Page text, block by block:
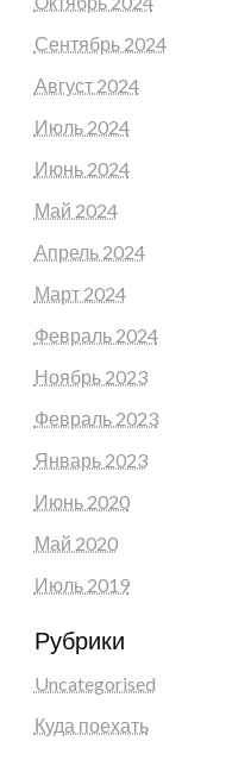
Сентябрь 2024
Август 2024
Июль 2024
Июнь 2024
Май 2024
Апрель 2024
Март 2024
Февраль 2024
Ноябрь 2023
Февраль 2023
Январь 2023
Июнь 2020
Май 2020
Июль 2019
Рубрики
Uncategorised
Куда поехать